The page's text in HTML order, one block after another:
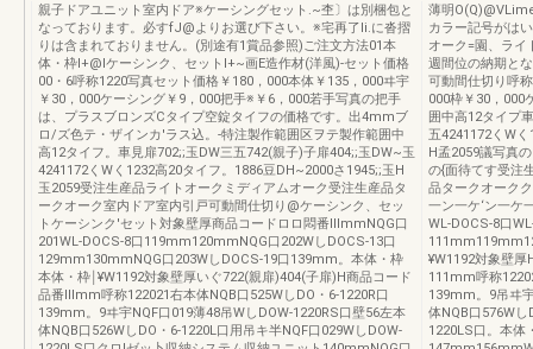
親子ドアユニット室内ドア※ケーシングセット.~杢〕は別梱包と
なっております。必すfJ@よりお選び下さい。※宅再了li.に沓摺
りは含まれておりません。(別途有1賞品参照)ご注文方法01本
体・枠I+@Iケーシンク、セットI+~画E造作材(洋風)-セット価格
00・6呼称1220写真セット価格￥180，000本体￥135，000ヰ宇
￥30，000ケーシング￥9，000把手※￥6，000若手写真の把手
は、プラスブロンズCタイプ空錠タイフの価格です。出4mmブ
ロ/ズ色テ・ザインカ'ラス込。-特注製作範囲区ヲテ製作範囲中
高12タイフ。車見扉702;;玉DW三五742(親子)子扉404;;玉DW~玉
4241172くWく1232高20タイフ。1886豆DH~2000さ1945;;玉H
玉2059受注生産品ライトオークミディアムオーク受注生産品タ
ークオーク室内ドア室内引戸可動間仕切り@ケーシンク、セッ
トケーシンク'セット対象壁厚商品コードロロ悶番lllmmNQG口
201WL-DOCS-8口119mm120mmNQG口202WしDOCS-13口
129mm130mmNQG口203WしDOCS-19口139mm。本体・枠
本体・枠￨¥W1192対象壁厚いぐ722(親扉)404(子扉)H商品コード
品番lllmm呼称122021右本体NQB口525WしDO・6-1220R口
139mm。9ヰ宇NQF口019薄48吊WしDOW-1220RS口壁56左本
体NQB口526WしDO・6-1220L口用吊キ半NQF口029WしDOW-
薄明
カラー記号がは
オーク=園、ラ
週間位の納期と
可動間仕切り呼
000枠￥30，000
囲中高12タイプ
五4241172くW
H孟2059議写真
の{面待てす受注
品タークオーク
一ン一ケ‘ン一ケ
WL-DOCS-8口
¥W1192対象壁
111mm呼称
139mm。9吊ヰ
体NQB口576Wし
1220LS口。本体